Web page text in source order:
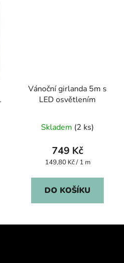
Vánoční girlanda 5m s
LED osvětlením
Skladem (2 ks)
749 Kč
Měrná
149,80 Kč / 1 m
DO KOŠÍKU